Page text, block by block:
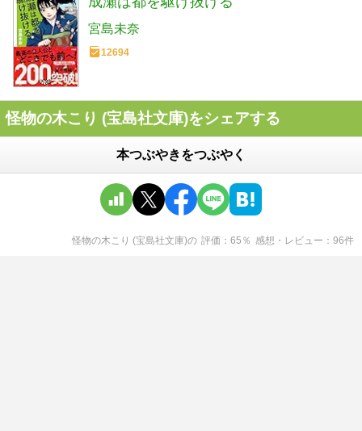
宮島未奈
12694
怪物の木こり (宝島社文庫)をシェアする
本つぶやきをつぶやく
怪物の木こり (宝島社文庫)の 評価 65 ％ 感想・レビュー 96件